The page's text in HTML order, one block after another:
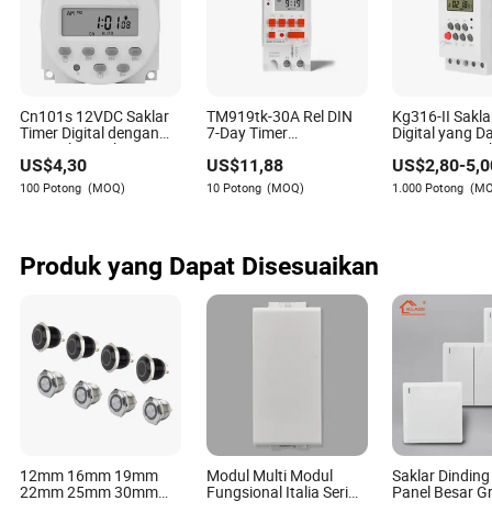
Ariana Warner adalah seorang penulis berpengalaman
yang berspesialisasi dalam industri listrik dan
elektronik. Dengan keahlian yang luas dalam
industri dan persyaratan peraturan seperti sertifikasi
RoHS dan CE, Ariana memberikan analisis yang
mendalam tentang kepatuhan dan kualitas.
Cn101s 12VDC Saklar
Timer Digital dengan
16A Relay Waktu yang
Dapat Diprogram dan 1
Timer Interval Detik
US$4,30
100 Potong (MOQ)
TM919tk-30A Rel DIN
7-Day Timer
Langsung 85-265VAC,
30A, Garis Lintang
Garis Bujur Terbit
US$11,88
10 Potong (MOQ)
Kg316-II
Digital yang
Diprogram,
Timer yang
Rel DIN
US$2,80-
1.000 Potong
Produk yang Dapat Disesuaikan
12mm 16mm 19mm
22mm 25mm 30mm
Modul Multi Modul
Fungsional Italia Seri
Saklar
Panel Besar